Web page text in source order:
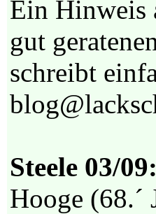
Ein Hinweis
gut
schreibt
Steele 03/09:
Hooge